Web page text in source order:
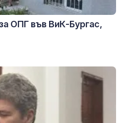
ОПГ във ВиК-Бургас,